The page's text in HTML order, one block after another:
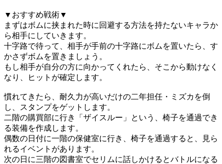
▼おすすめ戦術▼
まずはボムに挟まれた時に回避する方法を持たないキャラか
ら相手にしていきます。
十字路で待って、相手が手前の十字路にボムを置いたら、す
かさずボムを置きましょう。
もし相手が自分の方に向かってくれたら、そこから動けなく
なり、ヒットが確定します。
慣れてきたら、耐久力が高いだけの二年担任・ミズカを倒
し、スタンプをゲットします。
二階の購買部に行き「ザイスルー」という、椅子を通過でき
る装備を作成します。
偶数の日付に一階の保健室に行き、椅子を通過すると、見ら
れるイベントがあります。
次の日に三階の図書室でセリムに話しかけるとバトルになる